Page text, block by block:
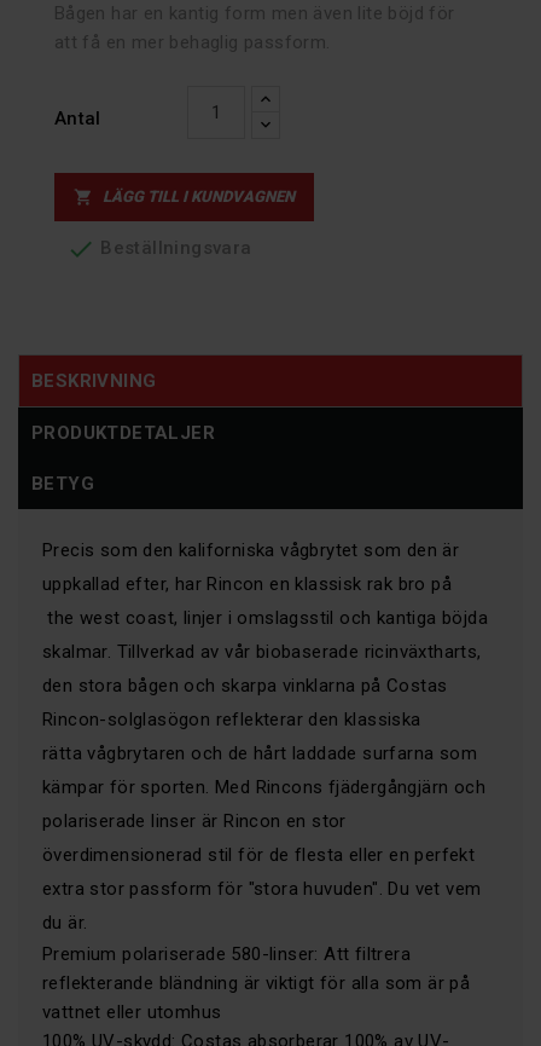
Bågen har en kantig form men även lite böjd för
att få en mer behaglig passform.
Antal
 LÄGG TILL I KUNDVAGNEN
 Beställningsvara
BESKRIVNING
PRODUKTDETALJER
BETYG
Precis som den kaliforniska vågbrytet som den är
uppkallad efter, har Rincon en klassisk rak bro på
the west coast, linjer i omslagsstil och kantiga böjda
skalmar. Tillverkad av vår biobaserade ricinväxtharts,
den stora bågen och skarpa vinklarna på Costas
Rincon-solglasögon reflekterar den klassiska
rätta vågbrytaren och de hårt laddade surfarna som
kämpar för sporten. Med Rincons fjädergångjärn och
polariserade linser är Rincon en stor
överdimensionerad stil för de flesta eller en perfekt
extra stor passform för "stora huvuden". Du vet vem
du är.
Premium polariserade 580-linser: Att filtrera
reflekterande bländning är viktigt för alla som är på
vattnet eller utomhus
100% UV-skydd: Costas absorberar 100% av UV-